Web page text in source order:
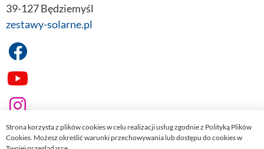
39-127 Będziemyśl
zestawy-solarne.pl
Strona korzysta z plików cookies w celu realizacji usług zgodnie z Polityką Plików
Cookies. Możesz określić warunki przechowywania lub dostępu do cookies w